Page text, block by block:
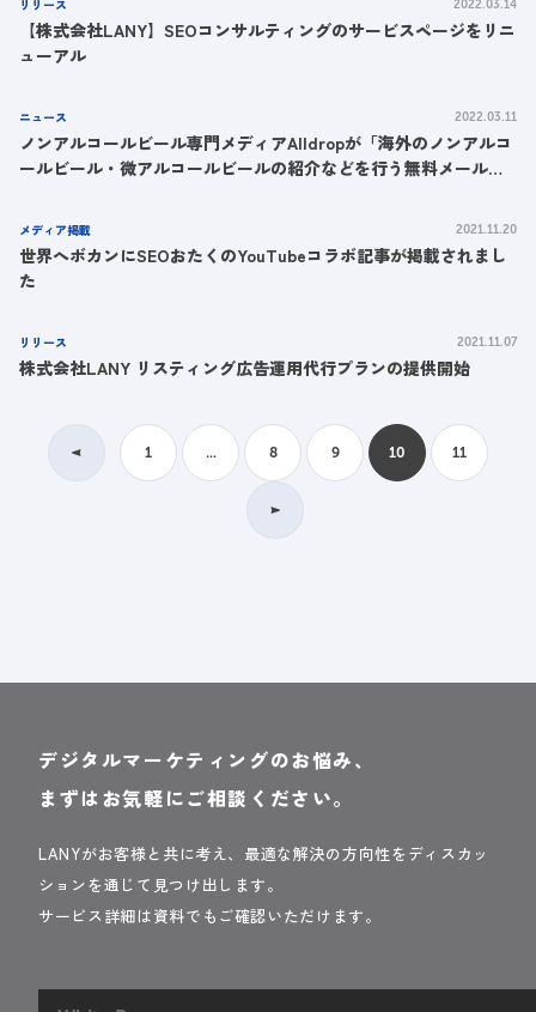
リリース 2022.03.14
【株式会社LANY】SEOコンサルティングのサービスページをリニ
ューアル
ニュース 2022.03.11
ノンアルコールビール専門メディアAlldropが「海外のノンアルコ
ールビール・微アルコールビールの紹介などを行う無料メールマ
メディア掲載 2021.11.20
世界へボカンにSEOおたくのYouTubeコラボ記事が掲載されまし
た
リリース 2021.11.07
株式会社LANY リスティング広告運用代行プランの提供開始
1 ... 8 9 10 11
デジタルマーケティングのお悩み、
まずはお気軽にご相談ください。
LANYがお客様と共に考え、最適な解決の方向性をディスカッ
ションを通じて見つけ出します。
サービス詳細は資料でもご確認いただけます。